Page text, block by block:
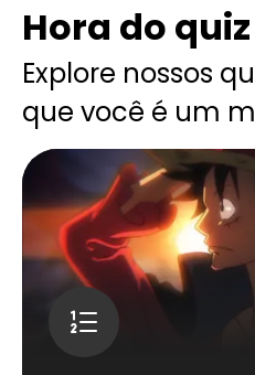
Hora do quiz
Explore nossos
que você é um